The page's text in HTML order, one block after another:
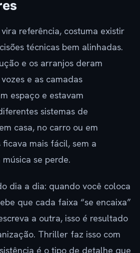
referência, costuma existir
técnicas bem alinhadas.
e os arranjos deram
e as camadas
espaço e estavam
sistemas de
casa, no carro ou em
mais fácil, sem a
se perde.
dia a dia: quando você coloca
que cada faixa “se encaixa”
a outra, isso é resultado
Thriller faz isso com
é o tipo de detalhe que